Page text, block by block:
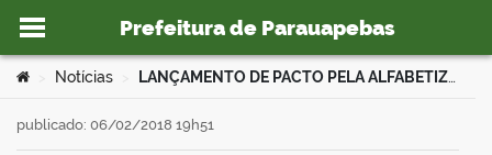
Ir para o conteúdo
Prefeitura de Parauapebas
Você está aqui:
Notícias LANÇAMENTO DE PACTO PELA ALFABETIZAÇÃO EM PARAUAPEBAS REÚNE 400 EDUCADORES
publicado: 06/02/2018 19h51